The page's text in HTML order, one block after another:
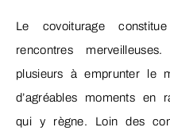
Le covoiturage
rencontres
plusieurs à emprunter le
d’agréables moments en
qui y règne. Loin des